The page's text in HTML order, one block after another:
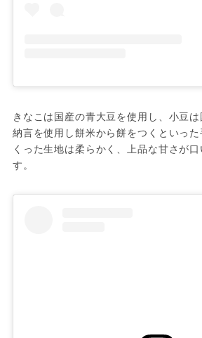
きなこは国産の青大豆を使用し、小豆
納言を使用し餅米から餅をつくといっ
くった生地は柔らかく、上品な甘さが
す。